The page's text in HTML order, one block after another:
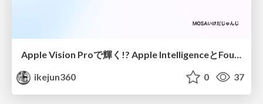
Apple Vision Proで輝く!? Apple IntelligenceとFoundation Models
ikejun360
0 37